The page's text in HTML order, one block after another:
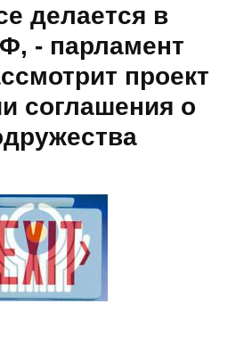
делается в
- парламент
проект
соглашения о